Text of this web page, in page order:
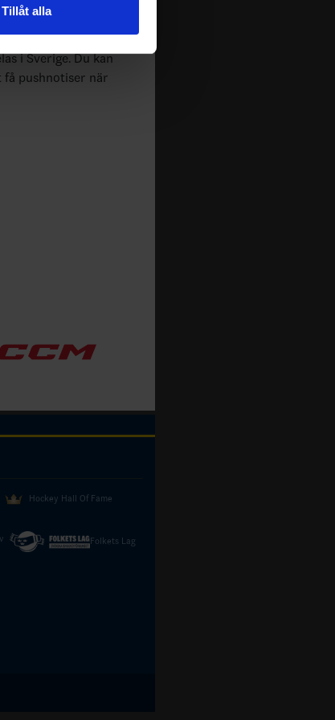
informationen
tjänster.
Tillåt alla
i Sverige. Du kan
få pushnotiser när
Hockey Hall Of Fame
Folkets Lag